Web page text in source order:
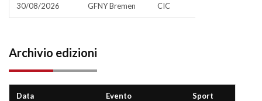
30/08/2026 GFNY Bremen CIC
Archivio edizioni
Data Evento Sport